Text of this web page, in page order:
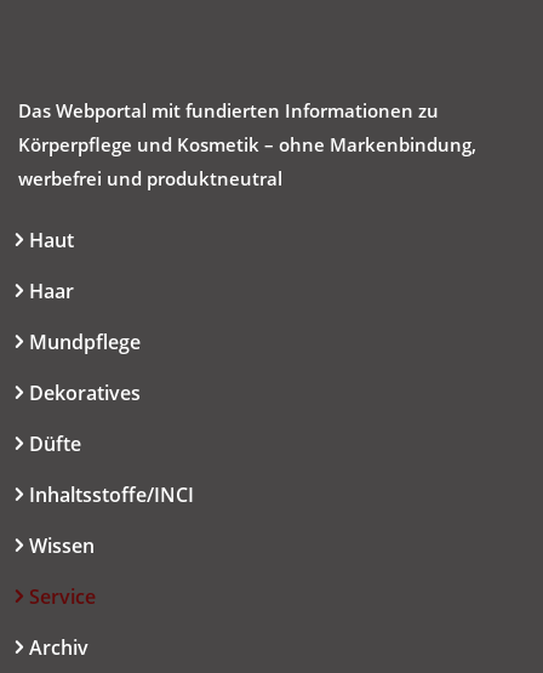
Das Webportal mit fundierten Informationen zu
Körperpflege und Kosmetik – ohne Markenbindung,
werbefrei und produktneutral
Haut
Haar
Mundpflege
Dekoratives
Düfte
Inhaltsstoffe/INCI
Wissen
Service
Archiv